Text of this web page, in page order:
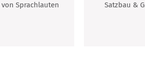
Sprachlauten
Satzbau &